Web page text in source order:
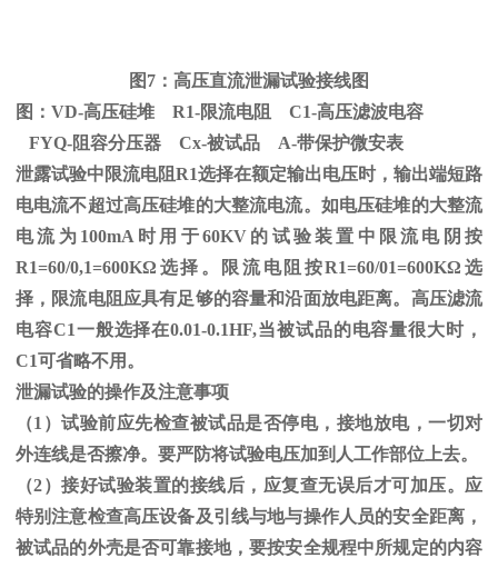
图 7 ：高压直流泄漏试验接线图
图： VD-高压硅堆 R1-限流电阻 C1-高压滤波电容
FYQ-阻容分压器 Cx-被试品 A-带保护微安表
泄露试验中限流电阻R1选择在额定输出电压时，输出端短路
电电流不超过高压硅堆的大整流电流。如电压硅堆的大整流
电流为 100mA 时用于60KV的试验装置中限流电阴按
R1=60/0,1=600KΩ 选择。限流电阻按R1=60/01=600KΩ选
择，限流电阻应具有足够的容量和沿面放电距离。高压滤流
电容C1一般选择在0.01-0.1HF,当被试品的电容量很大时，
C1可省略不用。
泄漏试验的操作及注意事项
（1）试验前应先检查被试品是否停电，接地放电，一切对
外连线是否擦净。要严防将试验电压加到人工作部位上去。
（2）接好试验装置的接线后，应复查无误后才可加压。应
特别注意检查高压设备及引线与地与操作人员的安全距离，
被试品的外壳是否可靠接地，要按安全规程中所规定的内容